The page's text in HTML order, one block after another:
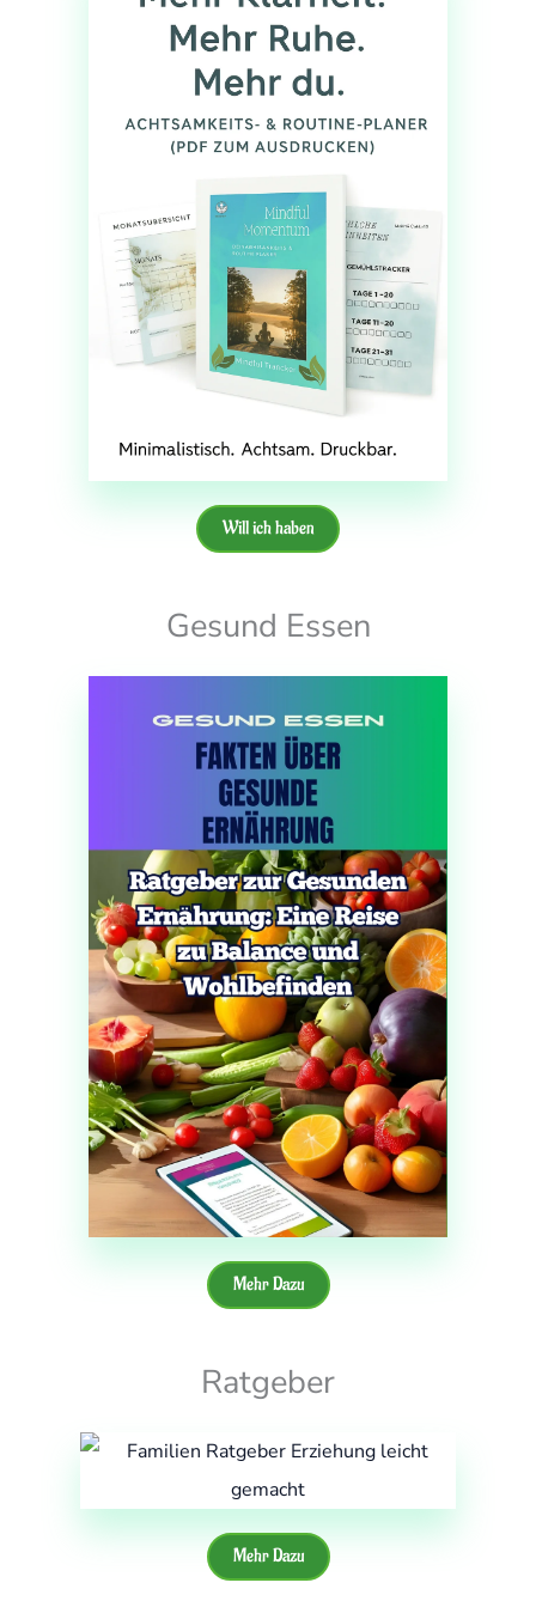
Will ich haben
Gesund Essen
Mehr Dazu
Ratgeber
Mehr Dazu